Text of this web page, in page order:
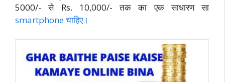
5000/- से Rs. 10,000/- तक का एक साधारण सा
smartphone चाहिए।